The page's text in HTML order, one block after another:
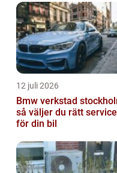
12 juli 2026
Bmw verkstad
så väljer du rätt service
för din bil